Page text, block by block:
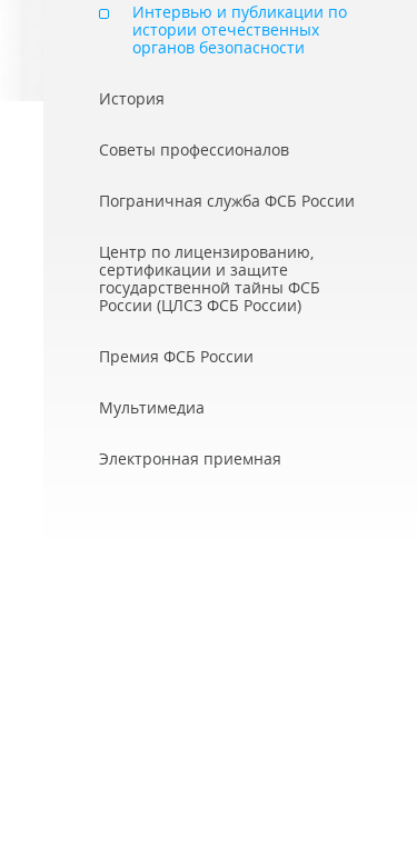
Интервью и публикации по
истории отечественных
органов безопасности
История
Советы профессионалов
Пограничная служба ФСБ России
Центр по лицензированию,
сертификации и защите
государственной тайны ФСБ
России (ЦЛСЗ ФСБ России)
Премия ФСБ России
Мультимедиа
Электронная приемная